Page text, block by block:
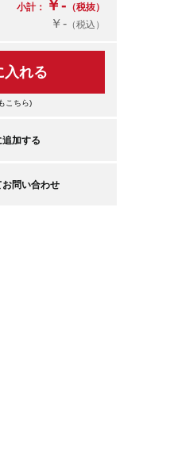
小計： ￥- （税抜）
￥-（税込）
入れる
こちら)
加する
問い合わせ